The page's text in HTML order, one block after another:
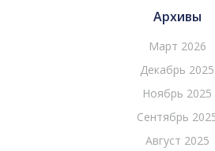
Архивы
Март 2026
Декабрь 2025
Ноябрь 2025
Сентябрь
Август 2025